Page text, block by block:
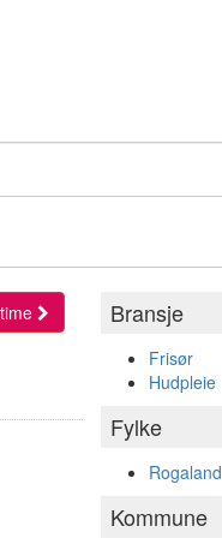
Bransje
Frisør
Hudpleie
Fylke
Rogaland
Kommune